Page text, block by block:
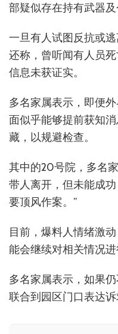
部疑似存在持有武器及
一旦有人试图反抗或逃
还称，曾听闻有人员
信息未获证实。
多名家属表示，即便
面似乎能够提前获知
藏，以规避检查。
其中的20号院，多名
带人离开，但未能成
要顶风作案。”
目前，爆料人情绪激
能会继续对相关情况进
多名家属表示，如果
联合到园区门口表达诉